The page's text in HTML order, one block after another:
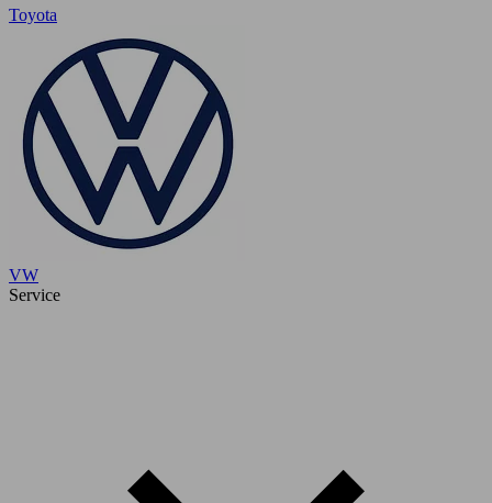
Toyota
VW
Service